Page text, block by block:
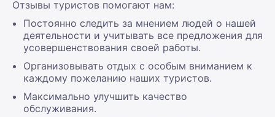
Отзывы туристов помогают нам:
Постоянно следить за мнением людей о нашей
деятельности и учитывать все предложения для
усовершенствования своей работы.
Организовывать отдых с особым вниманием к
каждому пожеланию наших туристов.
Максимально улучшить качество
обслуживания.